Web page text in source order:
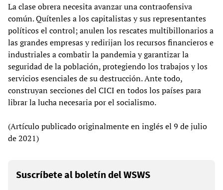
La clase obrera necesita avanzar una contraofensiva
común. Quítenles a los capitalistas y sus representantes
políticos el control; anulen los rescates multibillonarios a
las grandes empresas y redirijan los recursos financieros e
industriales a combatir la pandemia y garantizar la
seguridad de la población, protegiendo los trabajos y los
servicios esenciales de su destrucción. Ante todo,
construyan secciones del CICI en todos los países para
librar la lucha necesaria por el socialismo.
(Artículo publicado originalmente en inglés el 9 de julio
de 2021)
Suscríbete al boletín del WSWS